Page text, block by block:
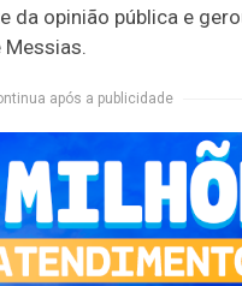
da opinião pública e
após a publicidade